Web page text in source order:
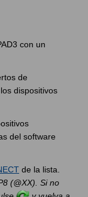
con un
de
dispositivos
del software
de la lista.
(@XX). Si no